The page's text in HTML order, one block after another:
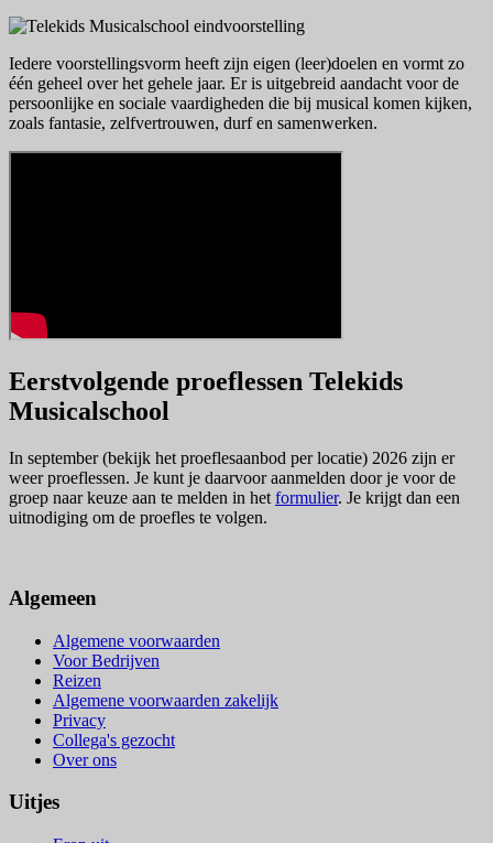
Iedere voorstellingsvorm heeft zijn eigen (leer)doelen en vormt zo
één geheel over het gehele jaar. Er is uitgebreid aandacht voor de
persoonlijke en sociale vaardigheden die bij musical komen kijken,
zoals fantasie, zelfvertrouwen, durf en samenwerken.
Eerstvolgende proeflessen Telekids
Musicalschool
In september (bekijk het proeflesaanbod per locatie) 2026 zijn er
weer proeflessen. Je kunt je daarvoor aanmelden door je voor de
groep naar keuze aan te melden in het formulier. Je krijgt dan een
uitnodiging om de proefles te volgen.
Algemeen
Algemene voorwaarden
Voor Bedrijven
Reizen
Algemene voorwaarden zakelijk
Privacy
Collega's gezocht
Over ons
Uitjes